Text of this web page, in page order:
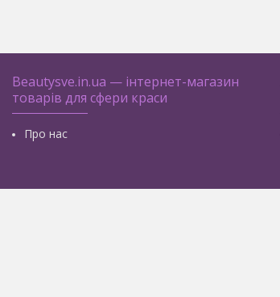
Beautysve.in.ua — інтернет-магазин
товарів для сфери краси
Про нас